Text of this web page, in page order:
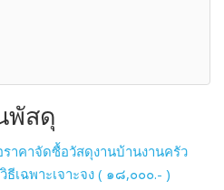
พัสดุ
าคาจัดซื้อวัสดุงานบ้านงานครัว
เฉพาะเจาะจง ( ๑๘,๐๐๐.- )